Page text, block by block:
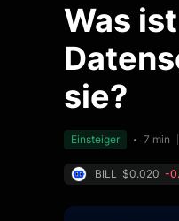
Was
sie?
Einsteiger 7 min
BILL $0.020 -